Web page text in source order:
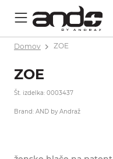
Domov ZOE
ZOE
Št. izdelka: 0003437
Brand: AND by Andraž